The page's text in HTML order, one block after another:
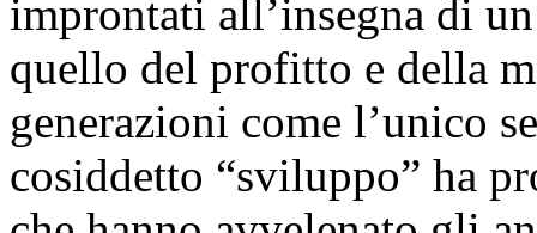
improntati all’insegna di
quello del profitto e della
generazioni come l’unico
cosiddetto “sviluppo” ha